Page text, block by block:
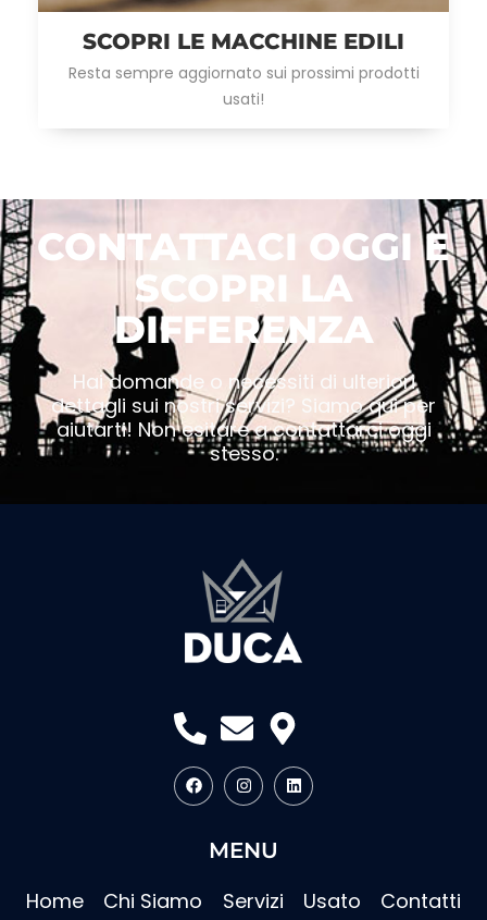
SCOPRI LE MACCHINE EDILI
Resta sempre aggiornato sui prossimi prodotti
usati!
CONTATTACI OGGI E
SCOPRI LA
DIFFERENZA
Hai domande o necessiti di ulteriori
dettagli sui nostri servizi? Siamo qui per
aiutarti! Non esitare a contattarci oggi
stesso.
MENU
Home Chi Siamo Servizi Usato Contatti